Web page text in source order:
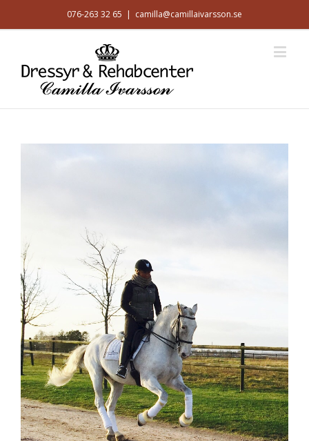
076-263 32 65 | camilla@camillaivarsson.se